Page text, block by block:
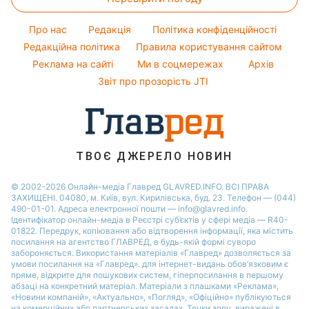
Кейт Міддлтон
Алла Пугачова
Максим Галкін
Віталій Козловський
Модні помилки
Новини моди
Поради від Андре Тана
Оптичні ілюзії
Народні прикмети
Усе про шоу-бізнес
Про нас Редакція
Політика конфіденційності
Редакційна політика
Правила користування сайтом
Реклама на сайті
Ми в соцмережах
Архів
Звіт про прозорість JTI
ТВОЄ ДЖЕРЕЛО НОВИН
© 2002-2026 Онлайн-медіа Главред GLAVRED.INFO. ВСІ ПРАВА
ЗАХИЩЕНІ. 04080, м. Київ, вул. Кирилівська, буд. 23. Телефон — (044)
490-01-01. Адреса електронної пошти — info@glavred.info.
Ідентифікатор онлайн-медіа в Реєстрі суб’єктів у сфері медіа — R40-
01822. Передрук, копіювання або відтворення інформації, яка містить
посилання на агентство ГЛАВРЕД, в будь-якій формi суворо
забороняється. Використання матеріалів «Главред» дозволяється за
умови посилання на «Главред». для інтернет-видань обов’язковим є
пряме, відкрите для пошукових систем, гіперпосилання в першому
абзаці на конкретний матеріал. Матеріали з плашками «Реклама»,
«Новини компаній», «Актуально», «Погляд», «Офіційно» публікуються